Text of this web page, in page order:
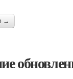
→